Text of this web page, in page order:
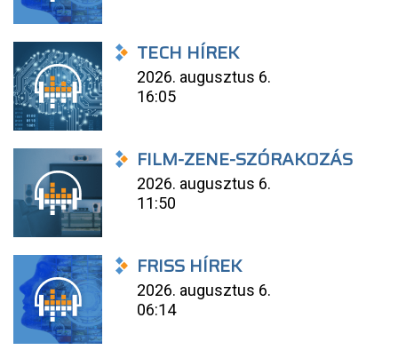
TECH HÍREK
2026. augusztus 6.
16:05
FILM-ZENE-SZÓRAKOZÁS
2026. augusztus 6.
11:50
FRISS HÍREK
2026. augusztus 6.
06:14